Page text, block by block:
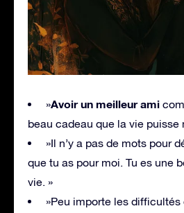
»Avoir un meilleur ami
beau cadeau que la vie puisse
»Il n’y a pas de mots pour
que tu as pour moi. Tu es une
vie. »
»Peu importe les